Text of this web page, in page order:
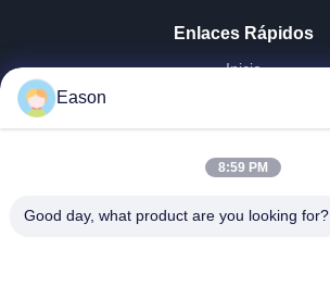
Enlaces Rápidos
Inicio
Videos
Visita A La Fábrica
Control De Calidad
Eason
8:59 PM
Good day, what product are you looking for?